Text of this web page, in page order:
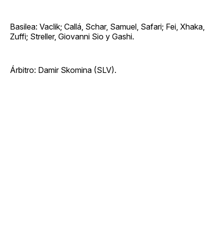
Basilea: Vaclik; Callá, Schar, Samuel, Safari; Fei, Xhaka,
Zuffi; Streller, Giovanni Sio y Gashi.
Árbitro: Damir Skomina (SLV).